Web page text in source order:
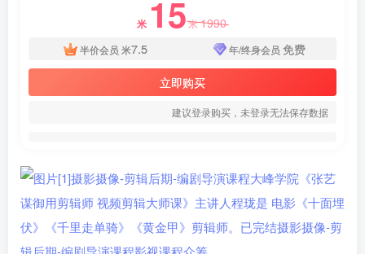
米 15米1990
半价会员 米7.5 年/终身会员 免费
立即购买
建议登录购买，未登录无法保存数据